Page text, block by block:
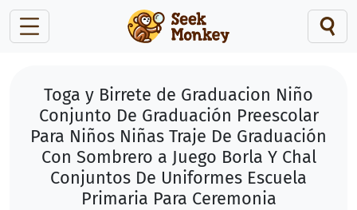
Toga y Birrete de Graduacion Niño
Conjunto De Graduación Preescolar
Para Niños Niñas Traje De Graduación
Con Sombrero a Juego Borla Y Chal
Conjuntos De Uniformes Escuela
Primaria Para Ceremonia